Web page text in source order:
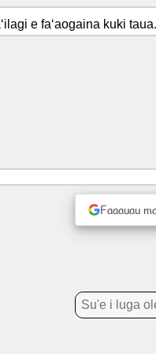
e faʻaogaina kuki
Faaauau